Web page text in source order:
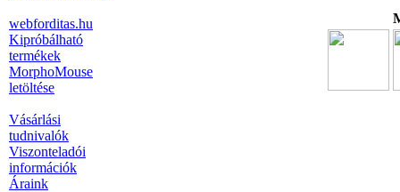
webforditas.hu
Kipróbálható
termékek
MorphoMouse
letöltése
Vásárlási
tudnivalók
Viszonteladói
információk
Áraink